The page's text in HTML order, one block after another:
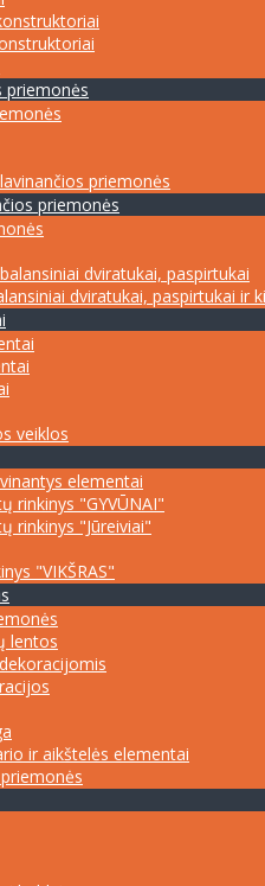
priemonės
priemonės
priemonės
dviratukai, paspirtukai
dviratukai, paspirtukai ir
veiklos
elementai
rinkinys "GYVŪNAI"
rinkinys "Jūreiviai"
"VIKŠRAS"
lentos
ir aikštelės elementai